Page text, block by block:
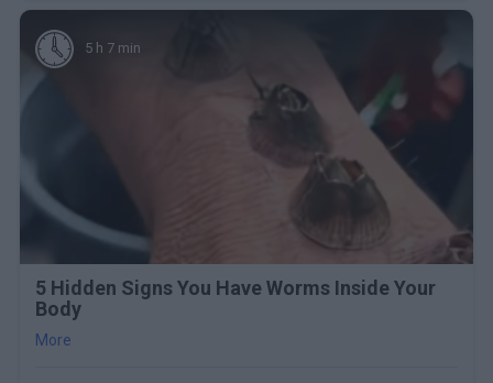
5 h 7 min
5 Hidden Signs You Have Worms Inside Your
Body
More